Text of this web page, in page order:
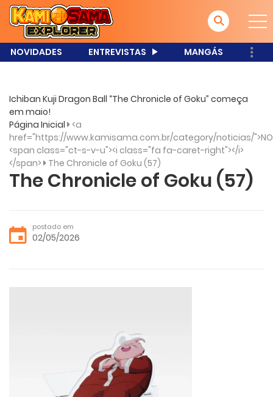
NOVIDADES ENTREVISTAS MANGÁS
Ichiban Kuji Dragon Ball “The Chronicle of Goku” começa
em maio!
Página Inicial <a
href="https://www.kamisama.com.br/category/noticias/
<span class="ct-s-v-u"><i class="fa fa-caret-right"></i>
</span> The Chronicle of Goku (57)
The Chronicle of Goku (57)
postado em
02/05/2026